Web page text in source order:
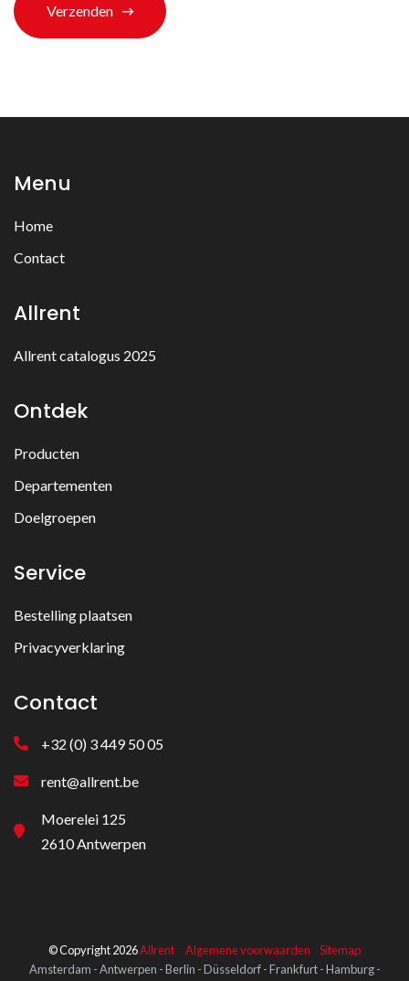
Verzenden
Menu
Home
Contact
Allrent
Allrent catalogus 2025
Ontdek
Producten
Departementen
Doelgroepen
Service
Bestelling plaatsen
Privacyverklaring
Contact
+32 (0) 3 449 50 05
rent@allrent.be
Moerelei 125
2610 Antwerpen
© Copyright 2026Allrent Algemene voorwaarden
Sitemap
Amsterdam - Antwerpen - Berlin - Düsseldorf - Frankfurt - Hamburg -